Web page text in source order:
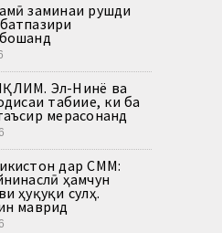
заминаи рушди
Эл-Нинё ва
табиие, ки ба
мерасонанд
дар СММ:
ҳамчун
ҳуқуқи сулҳ.
маврид